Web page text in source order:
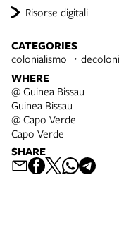
Risorse digitali
CATEGORIES
colonialismo
WHERE
@ Guinea Bissau
Guinea Bissau
@ Capo Verde
Capo Verde
SHARE